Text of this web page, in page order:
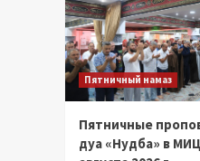
Пятничный намаз
Пятничные
дуа «Нудба» в